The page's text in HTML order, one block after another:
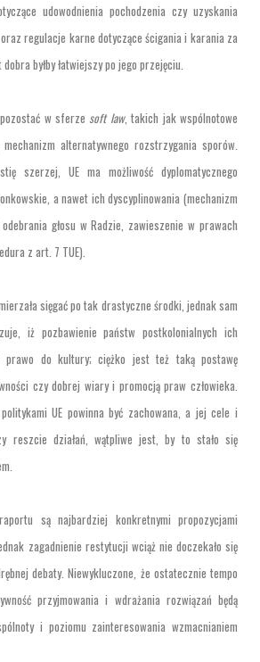
udowodnienia pochodzenia czy uzyskania
regulacje karne dotyczące ścigania i karania za
byłby łatwiejszy po jego przejęciu.
pozostać w sferzesoft law, takich jak wspólnotowe
alternatywnego rozstrzygania sporów.
szerzej, UE ma możliwość dyplomatycznego
a nawet ich dyscyplinowania (mechanizm
głosu w Radzie, zawieszenie w prawach
z art. 7 TUE).
sięgać po tak drastyczne środki, jednak sam
iż pozbawienie państw postkolonialnych ich
prawo do kultury; ciężko jest też taką postawę
czy dobrej wiary i promocją praw człowieka.
UE powinna być zachowana, a jej cele i
reszcie działań, wątpliwe jest, by to stało się
są najbardziej konkretnymi propozycjami
zagadnienie restytucji wciąż nie doczekało się
debaty. Niewykluczone, że ostatecznie tempo
przyjmowania i wdrażania rozwiązań będą
i poziomu zainteresowania wzmacnianiem